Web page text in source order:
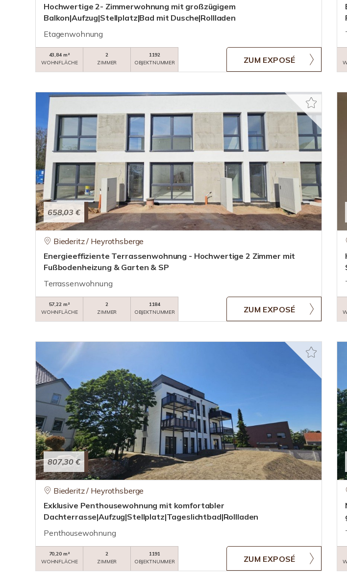
Hochwertige 2- Zimmerwohnung mit großzügigem
Balkon|Aufzug|Stellplatz|Bad mit Dusche|Rollladen
Etagenwohnung
43,84 m²
WOHNFLÄCHE
2
ZIMMER
1192
OBJEKTNUMMER
ZUM EXPOSÉ
658,03 €
Biederitz / Heyrothsberge
Energieeffiziente Terrassenwohnung - Hochwertige 2 Zimmer mit
Fußbodenheizung & Garten & SP
Terrassenwohnung
57,22 m²
WOHNFLÄCHE
2
ZIMMER
1184
OBJEKTNUMMER
ZUM EXPOSÉ
807,30 €
Biederitz / Heyrothsberge
Exklusive Penthousewohnung mit komfortabler
Dachterrasse|Aufzug|Stellplatz|Tageslichtbad|Rollladen
Penthousewohnung
70,20 m²
WOHNFLÄCHE
2
ZIMMER
1191
OBJEKTNUMMER
ZUM EXPOSÉ